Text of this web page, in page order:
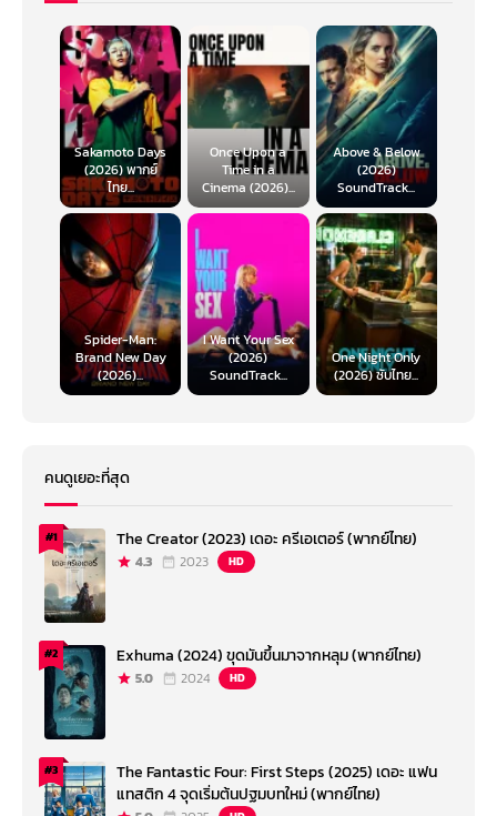
Sakamoto Days
(2026) พากย์
ไทย...
Once Upon a
Time in a
Cinema (2026)...
Above & Below
(2026)
SoundTrack...
Spider-Man:
Brand New Day
(2026)...
I Want Your Sex
(2026)
SoundTrack...
One Night Only
(2026) ซับไทย...
คนดูเยอะที่สุด
#1 The Creator (2023) เดอะ ครีเอเตอร์ (พากย์ไทย)
4.3 2023 HD
#2 Exhuma (2024) ขุดมันขึ้นมาจากหลุม (พากย์ไทย)
5.0 2024 HD
#3
The Fantastic Four: First Steps (2025) เดอะ แฟน
แทสติก 4 จุดเริ่มต้นปฐมบทใหม่ (พากย์ไทย)